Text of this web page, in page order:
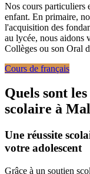
Nos cours particuliers
enfant. En primaire,
l'acquisition des
au lycée, nous aidons
Collèges ou son Oral
Cours de français
Quels sont
scolaire à
Une réussite
votre adolescent
Grâce à un soutien